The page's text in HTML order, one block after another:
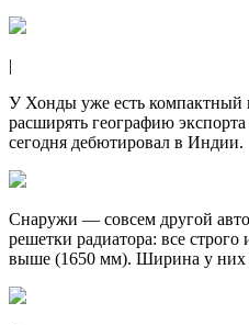
|
У Хонды уже есть
расширять географию
сегодня дебютировал в Индии.
Снаружи — совсем другой
решетки радиатора: все
выше (1650 мм). Ширина у них